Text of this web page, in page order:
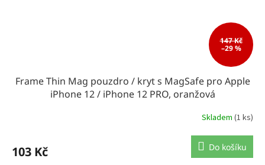
147 Kč
–29 %
Frame Thin Mag pouzdro / kryt s MagSafe pro Apple
iPhone 12 / iPhone 12 PRO, oranžová
Skladem (1 ks)
103 Kč Do košíku